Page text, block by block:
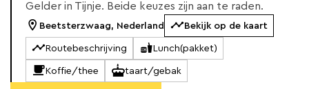
Gelder in Tijnje. Beide keuzes zijn aan te raden.
Beetsterzwaag, Nederland Bekijk op de kaart
Routebeschrijving Lunch(pakket)
Koffie/thee taart/gebak